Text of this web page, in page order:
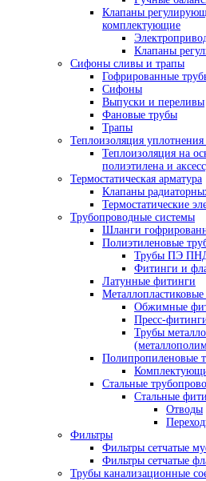
Клапаны
комплектующие
Клапаны
Сифоны сливы и трапы
Гофрированные
Сифоны
Выпуски и переливы
Фановые трубы
Трапы
Теплоизоляция
Теплоизоляция на
полиэтилена и
Термостатическая арматура
Клапаны
Термостатические
Трубопроводные системы
Шланги
Полиэтиленовые
Трубы ПЭ
Фитинги и
Латунные фитинги
Обжимные
Пресс-
Трубы
Полипропиленовые
Стальные
Стальные
Отводы
Фильтры
Фильтры сетчатые
Фильтры сетчатые
Трубы канализационные